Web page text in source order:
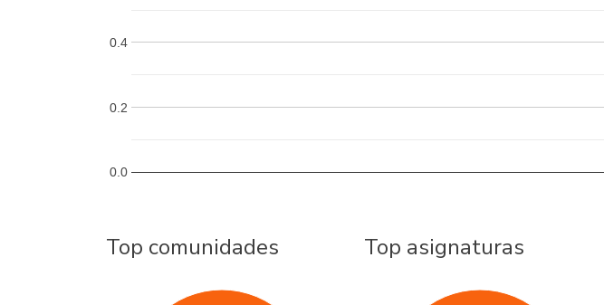
0.0
0.2
0.4
Top comunidades Top asignaturas